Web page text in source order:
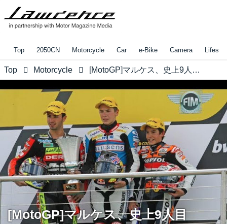
Top 2050CN Motorcycle Car e-Bike Camera
Top Motorcycle [MotoGP]マルケス、史上9人目の"100表彰台"！
[MotoGP]マルケス、史上9人目